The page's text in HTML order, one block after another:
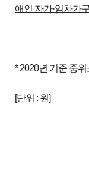
애인 자가·임차가
* 2020년 기준 중
[단위 : 원]